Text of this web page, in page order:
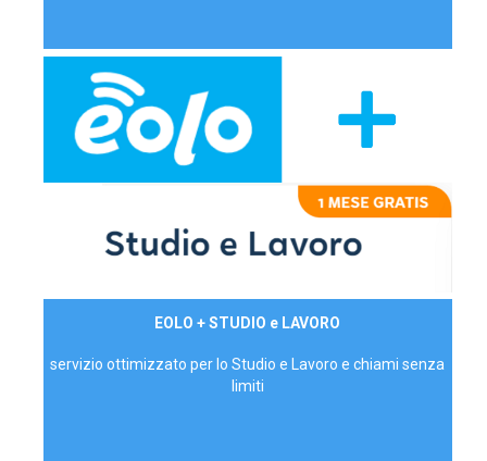
EOLO + STUDIO e LAVORO
servizio ottimizzato per lo Studio e Lavoro e chiami senza
limiti